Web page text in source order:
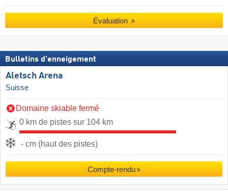
Évaluation
Bulletins d'enneigement
Aletsch Arena
Suisse
Domaine skiable fermé
0 km de pistes sur 104 km
- cm (haut des pistes)
Compte-rendu